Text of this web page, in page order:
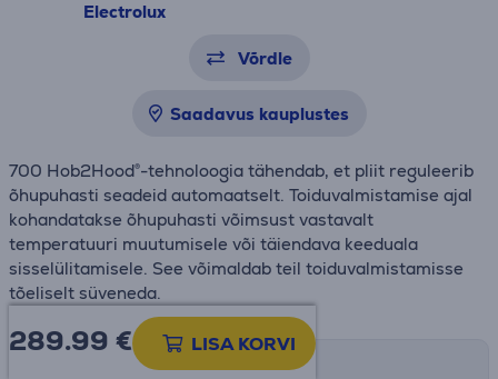
Electrolux
Võrdle
Saadavus kauplustes
700 Hob2Hood®-tehnoloogia tähendab, et pliit reguleerib
õhupuhasti seadeid automaatselt. Toiduvalmistamise ajal
kohandatakse õhupuhasti võimsust vastavalt
temperatuuri muutumisele või täiendava keeduala
sisselülitamisele. See võimaldab teil toiduvalmistamisse
tõeliselt süveneda.
289.99 € LISA KORVI
Tarne võimalused